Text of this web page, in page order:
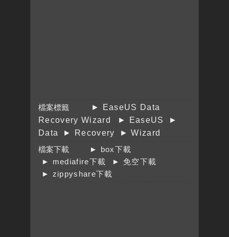
檔案標籤
► EaseUS Data
Recovery Wizard
► EaseUS
►
Data
► Recovery
► Wizard
檔案下載